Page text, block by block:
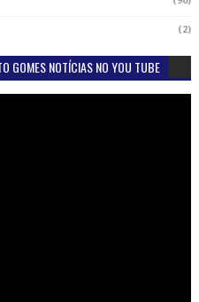
(2)
GOMES NOTÍCIAS NO YOU TUBE